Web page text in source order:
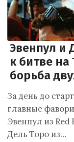
Эвенпул и
к битве на
борьба
За день до
главные
Эвенпул из
Дель Торо из…